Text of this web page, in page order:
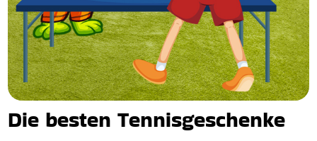
Die besten Tennisgeschenke